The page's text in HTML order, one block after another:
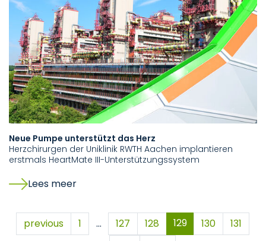
Neue Pumpe unterstützt das Herz
Herzchirurgen der Uniklinik RWTH Aachen implantieren
erstmals HeartMate III-Unterstützungssystem
Lees meer
previous 1 … 127 128 129 130
131